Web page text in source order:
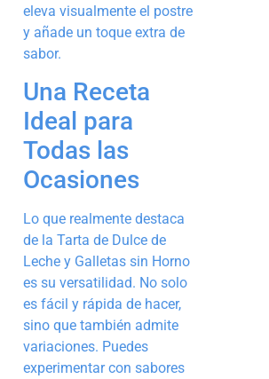
eleva visualmente el postre
y añade un toque extra de
sabor.
Una Receta
Ideal para
Todas las
Ocasiones
Lo que realmente destaca
de la Tarta de Dulce de
Leche y Galletas sin Horno
es su versatilidad. No solo
es fácil y rápida de hacer,
sino que también admite
variaciones. Puedes
experimentar con sabores